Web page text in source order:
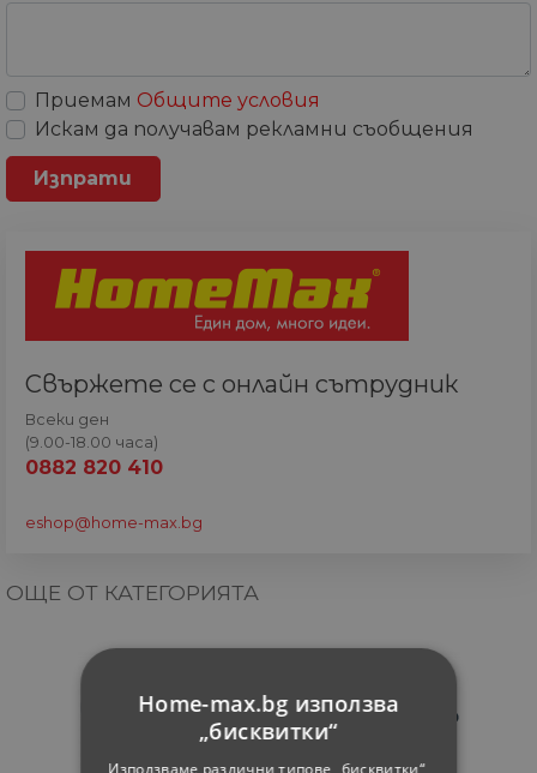
Приемам Общите условия
Искам да получавам рекламни съобщения
Свържете се с онлайн сътрудник
Всеки ден
(9.00-18.00 часа)
0882 820 410
eshop@home-max.bg
ОЩЕ ОТ КАТЕГОРИЯТА
Home-max.bg използва
„бисквитки“
Използваме различни типове „бисквитки“,